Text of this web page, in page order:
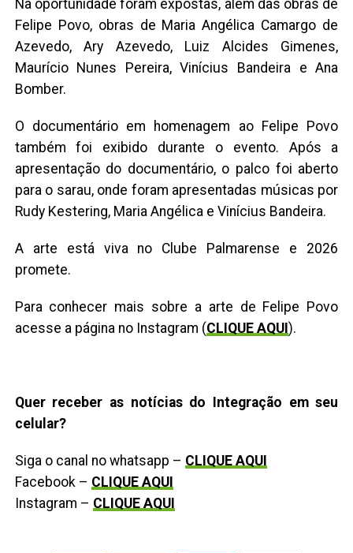
Na oportunidade foram expostas, além das obras de
Felipe Povo, obras de Maria Angélica Camargo de
Azevedo, Ary Azevedo, Luiz Alcides Gimenes,
Maurício Nunes Pereira, Vinícius Bandeira e Ana
Bomber.
O documentário em homenagem ao Felipe Povo
também foi exibido durante o evento. Após a
apresentação do documentário, o palco foi aberto
para o sarau, onde foram apresentadas músicas por
Rudy Kestering, Maria Angélica e Vinícius Bandeira.
A arte está viva no Clube Palmarense e 2026
promete.
Para conhecer mais sobre a arte de Felipe Povo
acesse a página no Instagram (CLIQUE AQUI).
Quer receber as notícias do Integração em seu
celular?
Siga o canal no whatsapp – CLIQUE AQUI
Facebook – CLIQUE AQUI
Instagram – CLIQUE AQUI